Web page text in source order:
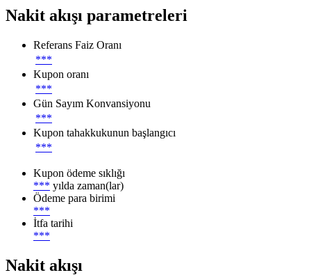
Nakit akışı parametreleri
Referans Faiz Oranı
***
Kupon oranı
***
Gün Sayım Konvansiyonu
***
Kupon tahakkukunun başlangıcı
***
Kupon ödeme sıklığı
*** yılda zaman(lar)
Ödeme para birimi
***
İtfa tarihi
***
Nakit akışı